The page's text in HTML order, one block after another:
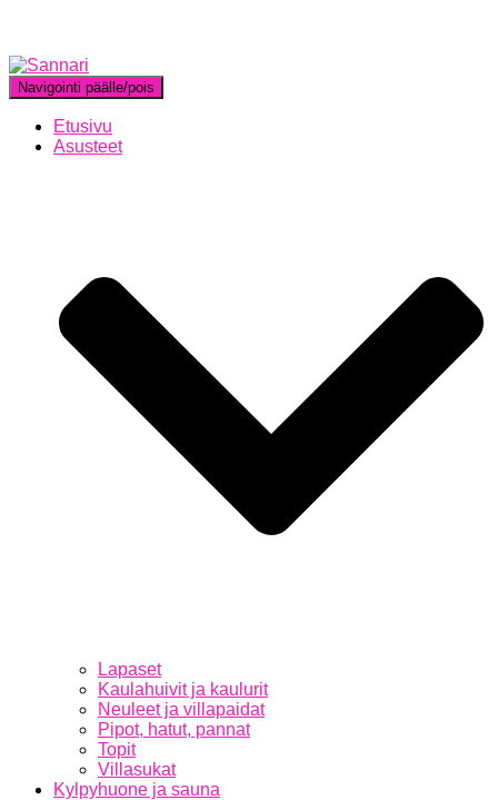
Navigointi päälle/pois
Etusivu
Asusteet
Lapaset
Kaulahuivit ja kaulurit
Neuleet ja villapaidat
Pipot, hatut, pannat
Topit
Villasukat
Kylpyhuone ja sauna